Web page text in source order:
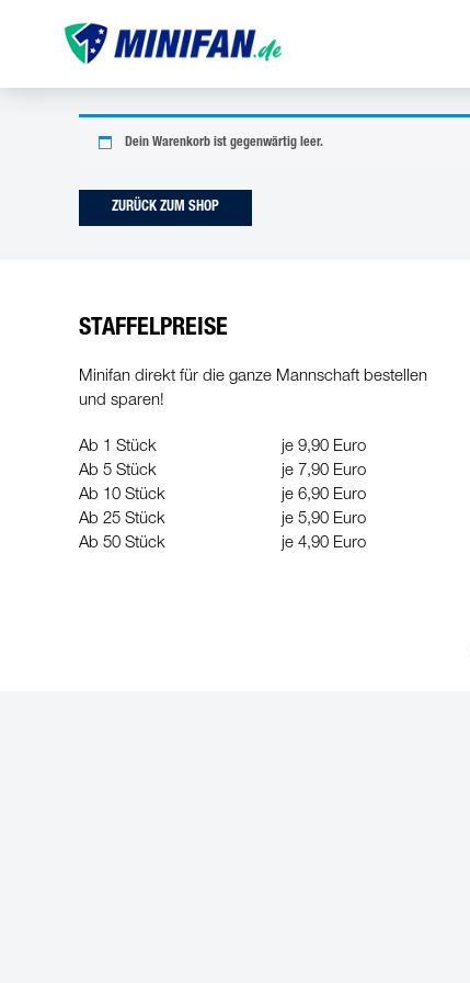
Dein Warenkorb ist gegenwärtig leer.
ZURÜCK ZUM SHOP
STAFFELPREISE
Minifan direkt für die ganze Mannschaft bestellen
und sparen!
Ab 1 Stück
je 9,90 Euro
Ab 5 Stück
je 7,90 Euro
Ab 10 Stück
je 6,90 Euro
Ab 25 Stück
je 5,90 Euro
Ab 50 Stück
je 4,90 Euro